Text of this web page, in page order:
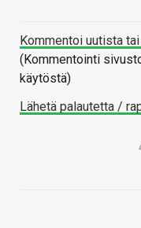
Kommentoi uutista
(Kommentointi
käytöstä)
Lähetä palautetta /